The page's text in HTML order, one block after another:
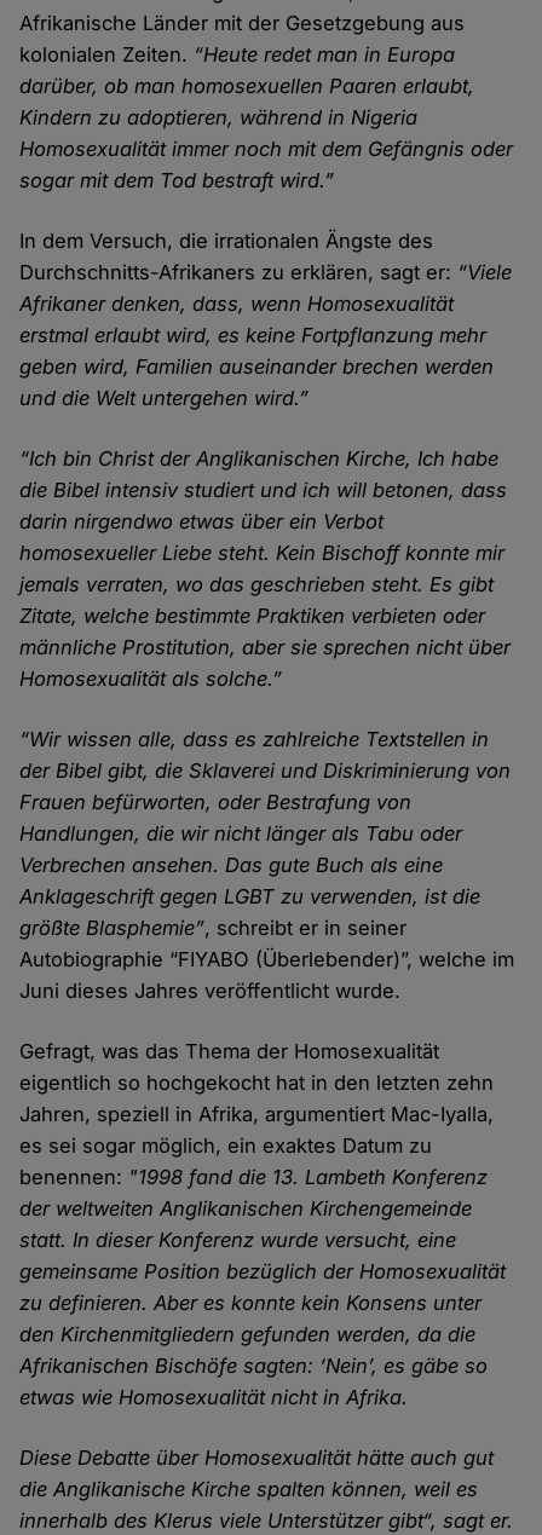
Afrikanische Länder mit der Gesetzgebung aus
kolonialen Zeiten. “Heute redet man in Europa
darüber, ob man homosexuellen Paaren erlaubt,
Kindern zu adoptieren, während in Nigeria
Homosexualität immer noch mit dem Gefängnis oder
sogar mit dem Tod bestraft wird.”
In dem Versuch, die irrationalen Ängste des
Durchschnitts-Afrikaners zu erklären, sagt er: “Viele
Afrikaner denken, dass, wenn Homosexualität
erstmal erlaubt wird, es keine Fortpflanzung mehr
geben wird, Familien auseinander brechen werden
und die Welt untergehen wird.”
“Ich bin Christ der Anglikanischen Kirche, Ich habe
die Bibel intensiv studiert und ich will betonen, dass
darin nirgendwo etwas über ein Verbot
homosexueller Liebe steht. Kein Bischoff konnte mir
jemals verraten, wo das geschrieben steht. Es gibt
Zitate, welche bestimmte Praktiken verbieten oder
männliche Prostitution, aber sie sprechen nicht über
Homosexualität als solche.”
“Wir wissen alle, dass es zahlreiche Textstellen in
der Bibel gibt, die Sklaverei und Diskriminierung von
Frauen befürworten, oder Bestrafung von
Handlungen, die wir nicht länger als Tabu oder
Verbrechen ansehen. Das gute Buch als eine
Anklageschrift gegen LGBT zu verwenden, ist die
größte Blasphemie”, schreibt er in seiner
Autobiographie “FIYABO (Überlebender)”, welche im
Juni dieses Jahres veröffentlicht wurde.
Gefragt, was das Thema der Homosexualität
eigentlich so hochgekocht hat in den letzten zehn
Jahren, speziell in Afrika, argumentiert Mac-Iyalla,
es sei sogar möglich, ein exaktes Datum zu
benennen: "1998 fand die 13. Lambeth Konferenz
der weltweiten Anglikanischen Kirchengemeinde
statt. In dieser Konferenz wurde versucht, eine
gemeinsame Position bezüglich der Homosexualität
zu definieren. Aber es konnte kein Konsens unter
den Kirchenmitgliedern gefunden werden, da die
Afrikanischen Bischöfe sagten: ‘Nein’, es gäbe so
etwas wie Homosexualität nicht in Afrika.
Diese Debatte über Homosexualität hätte auch gut
die Anglikanische Kirche spalten können, weil es
innerhalb des Klerus viele Unterstützer gibt“, sagt er.